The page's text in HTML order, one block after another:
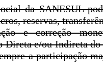
da SANESUL
reservas,
e correção
e/ou Indireta do
a participação